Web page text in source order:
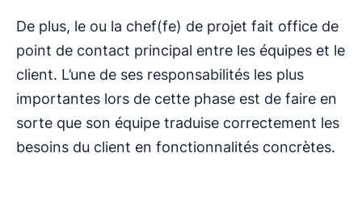
De plus, le ou la chef(fe) de projet fait office de
point de contact principal entre les équipes et le
client. L’une de ses responsabilités les plus
importantes lors de cette phase est de faire en
sorte que son équipe traduise correctement les
besoins du client en fonctionnalités concrètes.